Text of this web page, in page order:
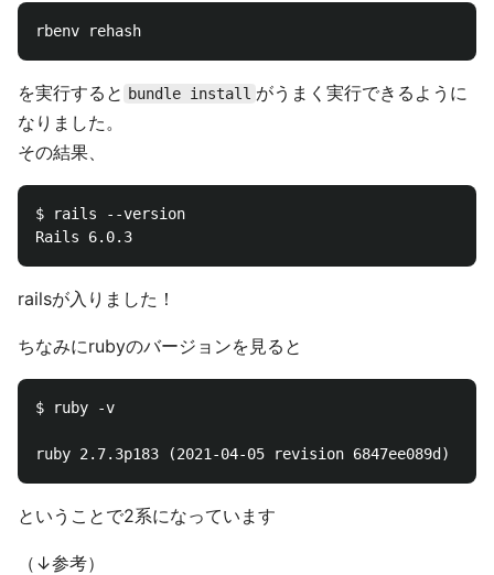
を実行すると bundle install がうまく実行できるように
なりました。
その結果、
$ rails --version
railsが入りました！
ちなみにrubyのバージョンを見ると
$ ruby -v
ということで2系になっています
（↓参考）